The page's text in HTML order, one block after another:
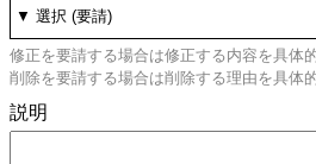
修正を要請する場合は修正する内容を具体
削除を要請する場合は削除する理由を具体
説明